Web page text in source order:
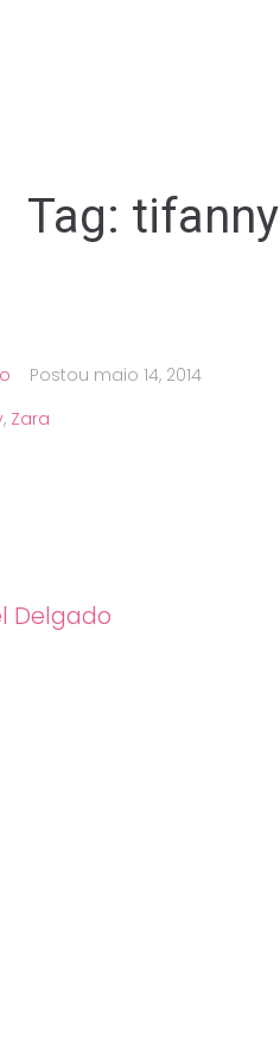
Tag: tifanny
Postou maio 14, 2014
, Zara
Delgado